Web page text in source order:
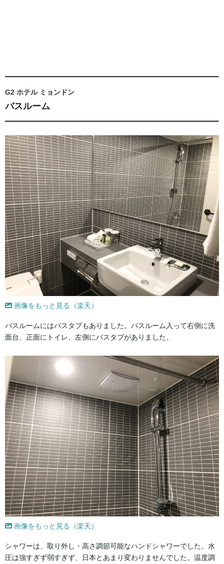
G2 ホテル ミョンドン
バスルーム
画像をもっと見る（楽天）
バスルームにはバスタブもありました。バスルーム入って右側に洗
面台、正面にトイレ、左側にバスタブがありました。
画像をもっと見る（楽天）
シャワーは、取り外し・高さ調節可能なハンドシャワーでした。水
圧は強すぎず弱すぎず、日本とあまり変わりませんでした。温度調